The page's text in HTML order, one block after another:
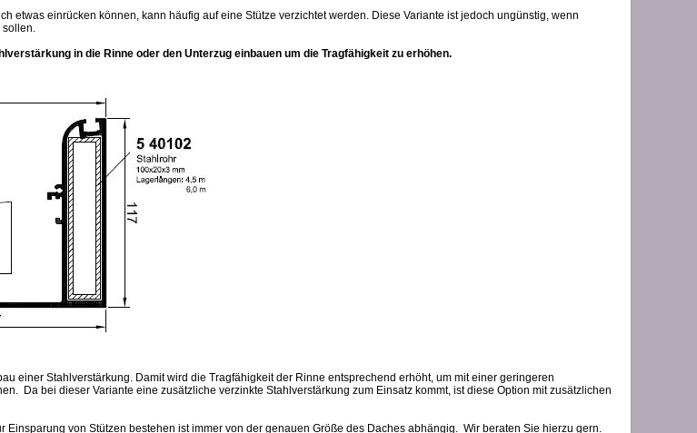
etwas einrücken können, kann häufig auf eine Stütze verzichtet werden. Diese Variante ist jedoch ungünstig, wenn
in die Rinne oder den Unterzug einbauen um die Tragfähigkeit zu erhöhen.
einer Stahlverstärkung. Damit wird die Tragfähigkeit der Rinne entsprechend erhöht, um mit einer geringeren
Da bei dieser Variante eine zusätzliche verzinkte Stahlverstärkung zum Einsatz kommt, ist diese Option mit zusätzlichen
Einsparung von Stützen bestehen ist immer von der genauen Größe des Daches abhängig. Wir beraten Sie hierzu gern.